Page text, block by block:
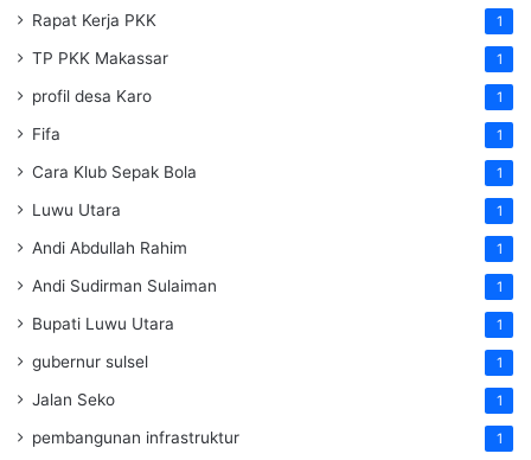
Rapat Kerja PKK 1
TP PKK Makassar 1
profil desa Karo 1
Fifa 1
Cara Klub Sepak Bola 1
Luwu Utara 1
Andi Abdullah Rahim 1
Andi Sudirman Sulaiman 1
Bupati Luwu Utara 1
gubernur sulsel 1
Jalan Seko 1
pembangunan infrastruktur 1